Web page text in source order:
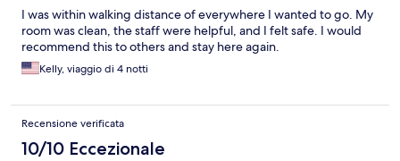
I was within walking distance of everywhere I wanted to go. My
room was clean, the staff were helpful, and I felt safe. I would
recommend this to others and stay here again.
Kelly, viaggio di 4 notti
Recensione verificata
10/10 Eccezionale